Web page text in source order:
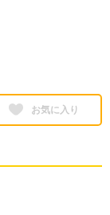
お気に入り